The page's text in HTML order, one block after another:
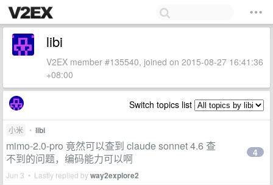
libi
V2EX member #135540, joined on 2015-08-27 16:41:36
+08:00
Switch topics list
小米 • libi
mimo-2.0-pro 竟然可以查到 claude sonnet 4.6 查
不到的问题，编码能力可以啊
Jun 3 • Lastly replied byway2explore2
4